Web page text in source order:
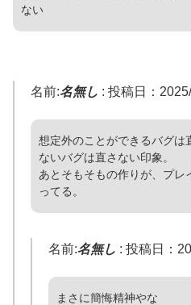
ない
名前:名無し : 投稿日：
想定外のことができるバグは
ないバグは直さない印象。
あとそもそもの作りが、プレ
ってる。
名前:名無し : 投稿日：
まさに簡悔精神やな